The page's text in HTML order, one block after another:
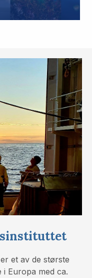
et av de største
i Europa med ca.